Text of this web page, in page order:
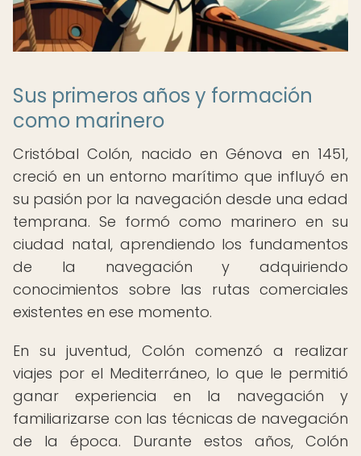
Sus primeros años y formación
como marinero
Cristóbal Colón, nacido en Génova en 1451,
creció en un entorno marítimo que influyó en
su pasión por la navegación desde una edad
temprana. Se formó como marinero en su
ciudad natal, aprendiendo los fundamentos
de la navegación y adquiriendo
conocimientos sobre las rutas comerciales
existentes en ese momento.
En su juventud, Colón comenzó a realizar
viajes por el Mediterráneo, lo que le permitió
ganar experiencia en la navegación y
familiarizarse con las técnicas de navegación
de la época. Durante estos años, Colón